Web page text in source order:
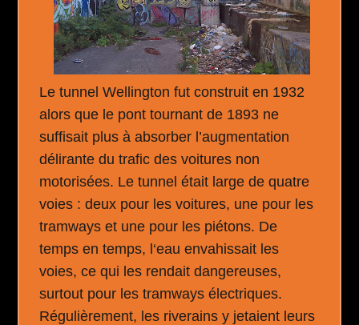
Le tunnel Wellington fut construit en 1932
alors que le pont tournant de 1893 ne
suffisait plus à absorber l’augmentation
délirante du trafic des voitures non
motorisées. Le tunnel était large de quatre
voies : deux pour les voitures, une pour les
tramways et une pour les piétons. De
temps en temps, l‘eau envahissait les
voies, ce qui les rendait dangereuses,
surtout pour les tramways électriques.
Régulièrement, les riverains y jetaient leurs